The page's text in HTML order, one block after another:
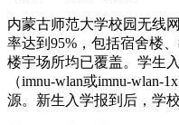
内蒙古师范大学校园无线
率达到95%，包括宿舍楼
楼宇场所均已覆盖。学生
（imnu-wlan或imnu-wlan-
源。新生入学报到后，学